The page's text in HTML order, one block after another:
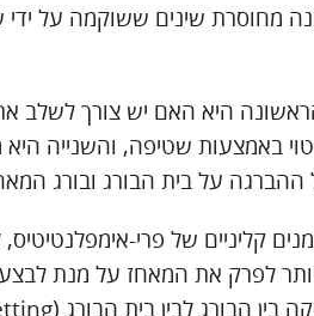
מחוסרת שינים ששוקמה על ידי
היא האם יש צורך לשלב
באמצעות שטיפה, והשנייה
על בית הבורג ובורג
קליניים של פרי-
לפרק את המאחז על מנת